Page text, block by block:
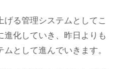
る管理システムとしてこ
進化していき、昨日よりも
として進んでいきます。